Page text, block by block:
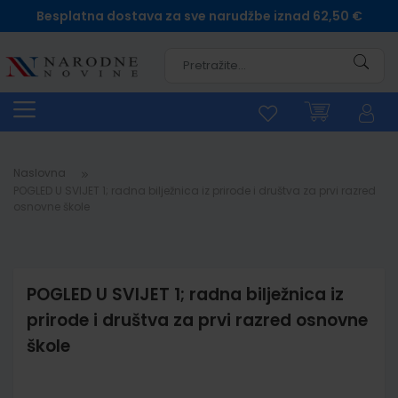
Besplatna dostava za sve narudžbe iznad 62,50 €
Naslovna
POGLED U SVIJET 1; radna bilježnica iz
prirode i društva za prvi razred osnovne
škole